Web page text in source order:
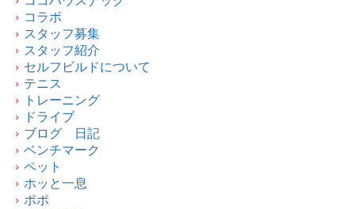
コラボ
スタッフ募集
スタッフ紹介
セルフビルドについて
テニス
トレーニング
ドライブ
ブログ 日記
ベンチマーク
ペット
ホッと一息
ポポ